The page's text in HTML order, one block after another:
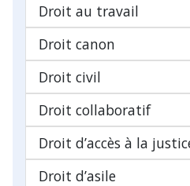
Droit au travail
Droit canon
Droit civil
Droit collaboratif
Droit d’accès à la
Droit d’asile